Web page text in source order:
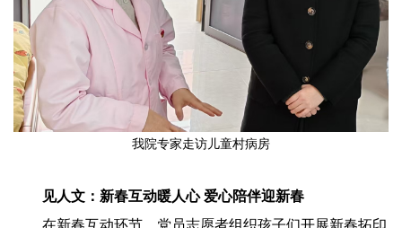
我院专家走访儿童村病房
见人文：新春互动暖人心 爱心陪伴迎新春